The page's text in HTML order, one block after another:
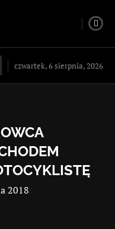
czwartek, 6 sierpnia, 2026
2018